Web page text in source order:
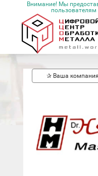
Внимание! Мы
✰ Ваша